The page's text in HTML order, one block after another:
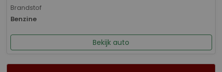
Brandstof
Benzine
Bekijk auto